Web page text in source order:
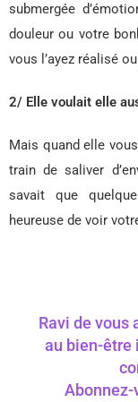
submergée
douleur ou votre
vous l’ayez réalisé
2/ Elle voulait elle
Mais quand elle
train de saliver
savait que
heureuse de voir
Ravi de vous
au bien-être